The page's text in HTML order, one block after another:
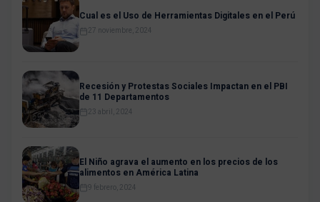
Cual es el Uso de Herramientas Digitales en el Perú
27 noviembre, 2024
Recesión y Protestas Sociales Impactan en el PBI
de 11 Departamentos
23 abril, 2024
El Niño agrava el aumento en los precios de los
alimentos en América Latina
9 febrero, 2024